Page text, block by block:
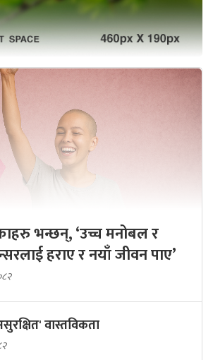
भन्छन्, ‘उच्च मनोबल र
हराए र नयाँ जीवन पाए’
वास्तविकता